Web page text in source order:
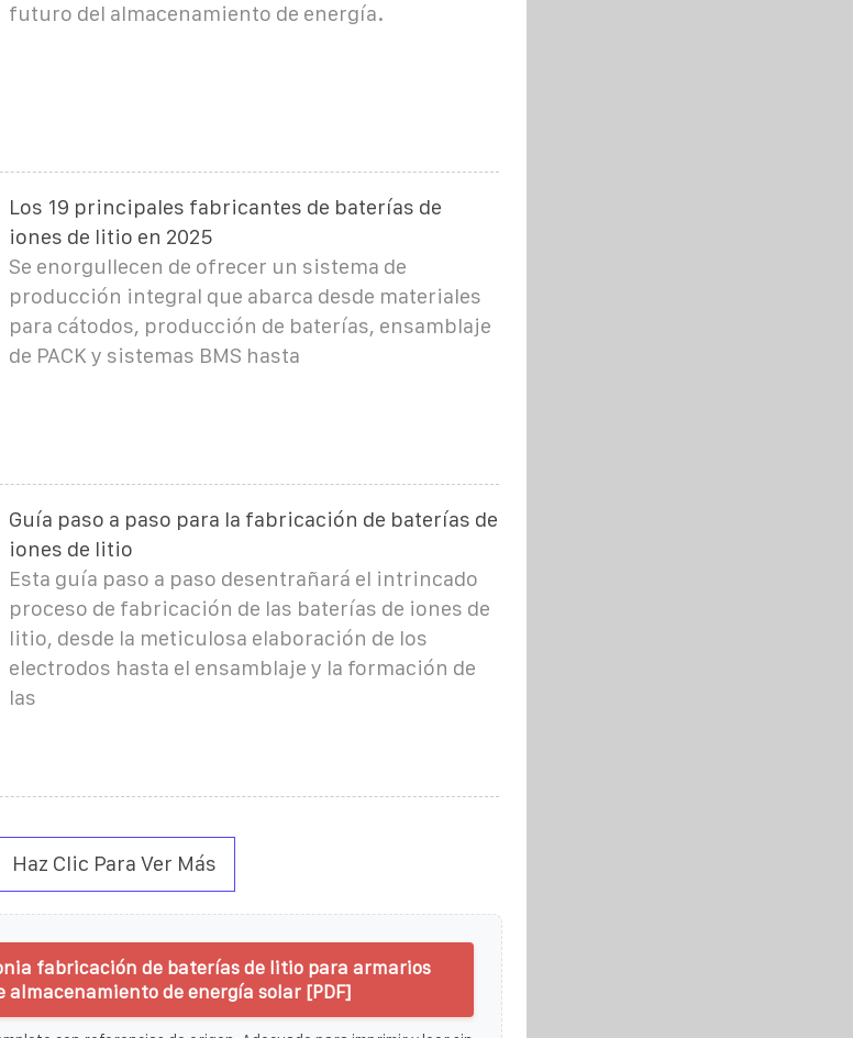
futuro del almacenamiento de energía.
Los 19 principales fabricantes de baterías de
iones de litio en 2025
Se enorgullecen de ofrecer un sistema de
producción integral que abarca desde materiales
para cátodos, producción de baterías, ensamblaje
de PACK y sistemas BMS hasta
Guía paso a paso para la fabricación de baterías de
iones de litio
Esta guía paso a paso desentrañará el intrincado
proceso de fabricación de las baterías de iones de
litio, desde la meticulosa elaboración de los
electrodos hasta el ensamblaje y la formación de
las
Haz Clic Para Ver Más
fabricación de baterías de litio para armarios
almacenamiento de energía solar [PDF]